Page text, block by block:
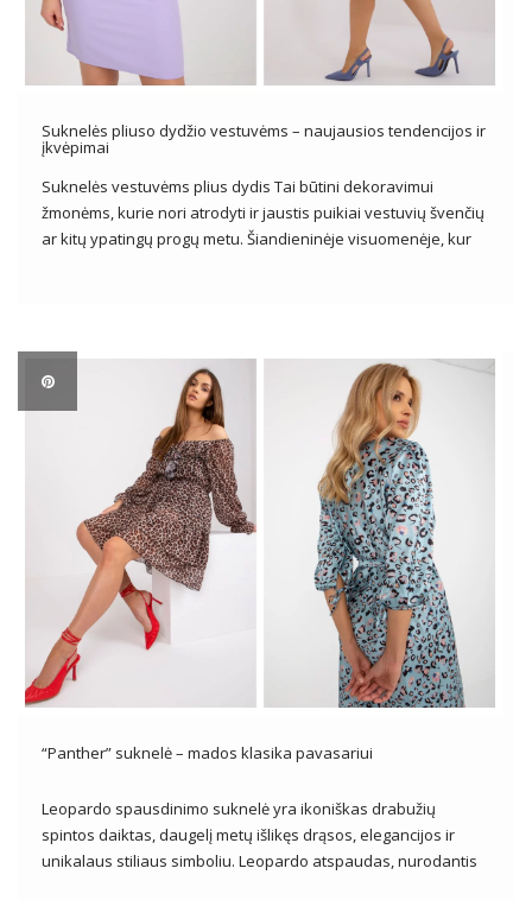
Suknelės pliuso dydžio vestuvėms – naujausios tendencijos ir
įkvėpimai
Suknelės vestuvėms plius dydis Tai būtini dekoravimui
žmonėms, kurie nori atrodyti ir jaustis puikiai vestuvių švenčių
ar kitų ypatingų progų metu. Šiandieninėje visuomenėje, kur
“Panther” suknelė – mados klasika pavasariui
Leopardo spausdinimo suknelė yra ikoniškas drabužių
spintos daiktas, daugelį metų išlikęs drąsos, elegancijos ir
unikalaus stiliaus simboliu. Leopardo atspaudas, nurodantis